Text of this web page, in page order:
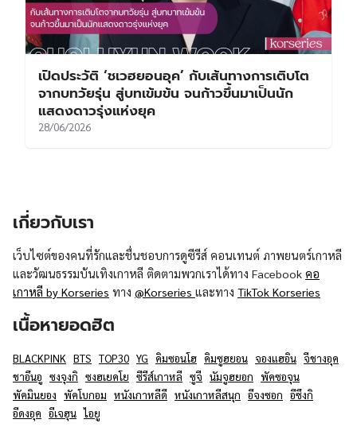
เปิดประวัติ ‘ชเวฮยอนอุค’ กับเส้นทางการเติบโต
จากบทวัยรุ่น สู่บทเข้มข้น จนก้าวขึ้นมาเป็นนัก
แสดงดาวรุ่งแห่งยุค
28/06/2026
เกี่ยวกับเรา
เว็บไซต์ของคนที่รักและชื่นชอบการดูซีรีส์ คอนเทนต์ ภาพยนตร์เกาหลี
และวัฒนธรรมบันเทิงเกาหลี ติดตามพวกเราได้ทาง Facebook คอ
เกาหลี by Korseries ทาง @Korseries และทาง TikTok Korseries
เนื้อหายอดฮิต
BLACKPINK BTS TOP30 YG คิมซอนโฮ คิมซูฮยอน จองแฮอิน จีชางอุค
ชาอึนอู ซงจุงกิ ซงฮเยคโย ซีรีส์เกาหลี ซูจี นัมจูฮยอก พัคซอจุน
พัคมินยอง พัคโบกอม หนังเกาหลีดี หนังเกาหลีสนุก อีจงซอก อีซึงกิ
อีดงอุค อีเจฮุน ไอยู